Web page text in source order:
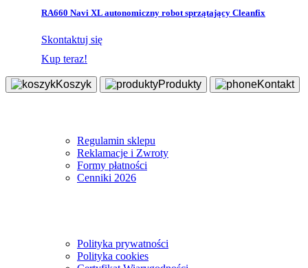
RA660 Navi XL autonomiczny robot sprzątający Cleanfix
Skontaktuj się
Kup teraz!
Koszyk Produkty Kontakt
Regulamin sklepu
Reklamacje i Zwroty
Formy płatności
Cenniki 2026
Polityka prywatności
Polityka cookies